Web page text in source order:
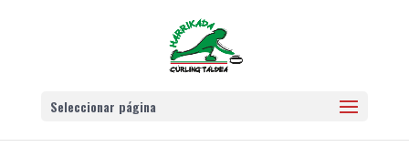
Seleccionar página